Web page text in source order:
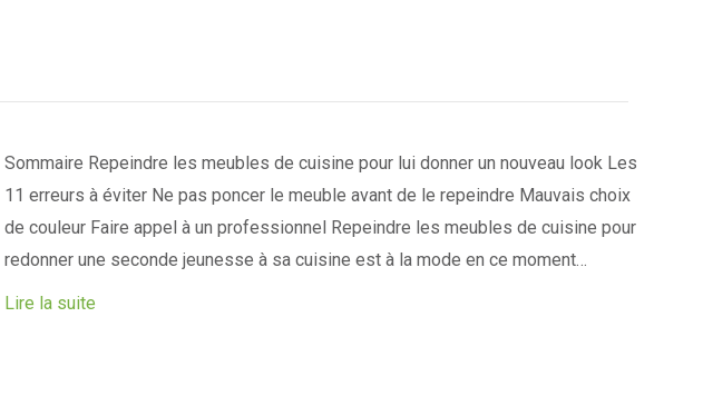
Sommaire Repeindre les meubles de cuisine pour lui donner un nouveau look Les
11 erreurs à éviter Ne pas poncer le meuble avant de le repeindre Mauvais choix
de couleur Faire appel à un professionnel Repeindre les meubles de cuisine pour
redonner une seconde jeunesse à sa cuisine est à la mode en ce moment…
Lire la suite